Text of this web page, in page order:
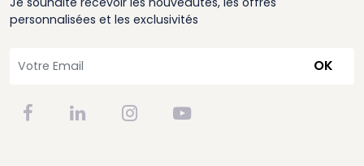
personnalisées et les exclusivités
OK